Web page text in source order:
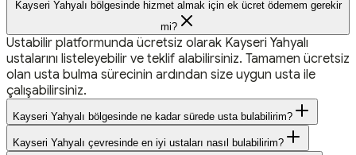
Kayseri Yahyalı bölgesinde hizmet almak için ek ücret ödemem gerekir
mi?
Ustabilir platformunda ücretsiz olarak Kayseri Yahyalı
ustalarını listeleyebilir ve teklif alabilirsiniz. Tamamen ücretsiz
olan usta bulma sürecinin ardından size uygun usta ile
çalışabilirsiniz.
Kayseri Yahyalı bölgesinde ne kadar sürede usta bulabilirim?
Kayseri Yahyalı çevresinde en iyi ustaları nasıl bulabilirim?